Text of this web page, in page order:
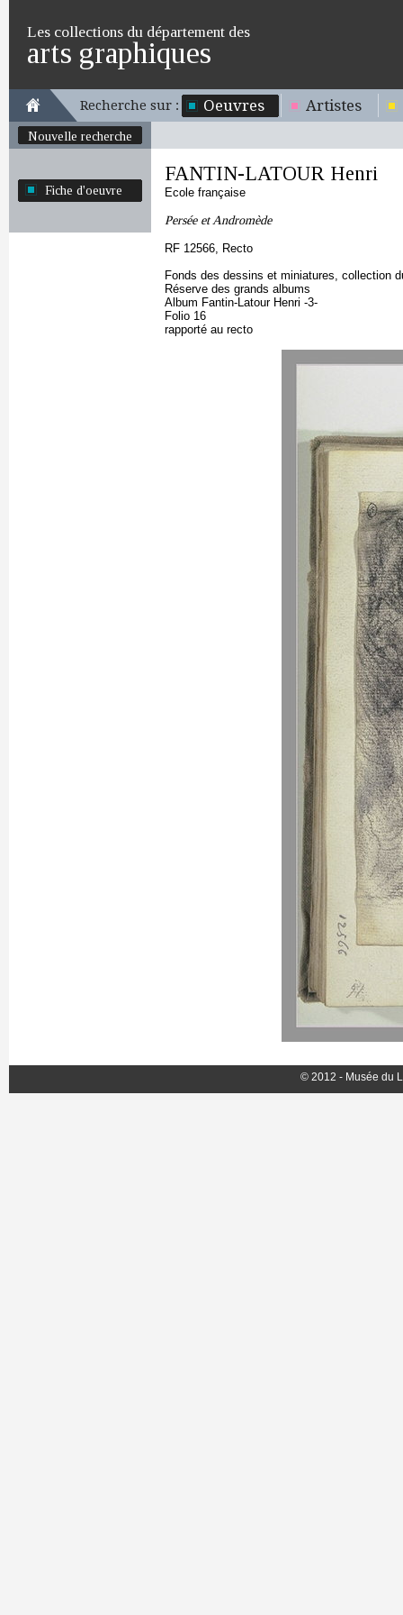
Les collections du département des
arts graphiques
Recherche sur : Oeuvres Artistes
Nouvelle recherche
Fiche d'oeuvre
FANTIN-LATOUR Henri
Ecole française
Persée et Andromède
RF 12566, Recto
Fonds des dessins et miniatures, collection
Réserve des grands albums
Album Fantin-Latour Henri -3-
Folio 16
rapporté au recto
© 2012 - Musée du